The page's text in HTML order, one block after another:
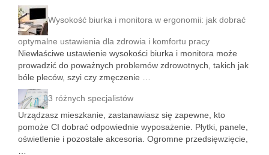
Wysokość biurka i monitora w ergonomii: jak dobrać
optymalne ustawienia dla zdrowia i komfortu pracy
Niewłaściwe ustawienie wysokości biurka i monitora może
prowadzić do poważnych problemów zdrowotnych, takich jak
bóle pleców, szyi czy zmęczenie …
3 różnych specjalistów
Urządzasz mieszkanie, zastanawiasz się zapewne, kto
pomoże CI dobrać odpowiednie wyposażenie. Płytki, panele,
oświetlenie i pozostałe akcesoria. Ogromne przedsięwzięcie,
…